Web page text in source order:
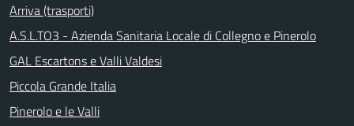
Arriva (trasporti)
A.S.L.TO3 - Azienda Sanitaria Locale di Collegno e Pinerolo
GAL Escartons e Valli Valdesi
Piccola Grande Italia
Pinerolo e le Valli